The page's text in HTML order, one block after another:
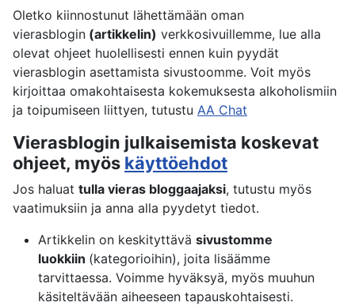
Oletko kiinnostunut lähettämään oman
vierasblogin (artikkelin) verkkosivuillemme, lue alla
olevat ohjeet huolellisesti ennen kuin pyydät
vierasblogin asettamista sivustoomme. Voit myös
kirjoittaa omakohtaisesta kokemuksesta alkoholismiin
ja toipumiseen liittyen, tutustu AA Chat
Vierasblogin julkaisemista koskevat
ohjeet, myös käyttöehdot
Jos haluat tulla vieras bloggaajaksi, tutustu myös
vaatimuksiin ja anna alla pyydetyt tiedot.
Artikkelin on keskityttävä sivustomme
luokkiin (kategorioihin), joita lisäämme
tarvittaessa. Voimme hyväksyä, myös muuhun
käsiteltävään aiheeseen tapauskohtaisesti.